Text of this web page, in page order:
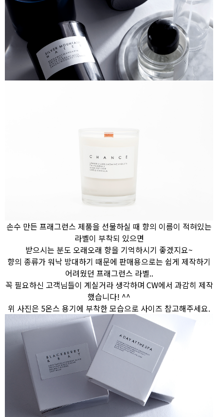
손수 만든 프래그런스 제품을 선물하실 때 향의 이름이 적혀있는
라벨이 부착되 있으면
받으시는 분도 오래오래 향을 기억하시기 좋겠지요~
향의 종류가 워낙 방대하기 때문에 판매용으로는 쉽게 제작하기
어려웠던 프래그런스 라벨..
꼭 필요하신 고객님들이 계실거라 생각하며 CW에서 과감히 제작
했습니다! ^^
위 사진은 5온스 용기에 부착한 모습으로 사이즈 참고해주세요.